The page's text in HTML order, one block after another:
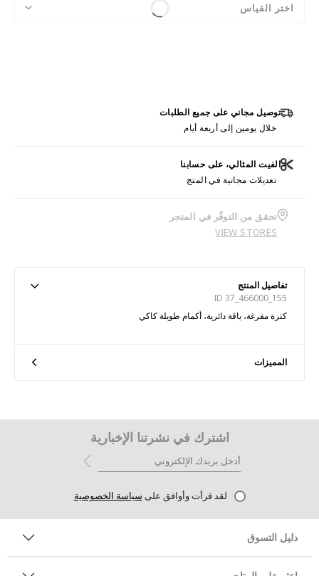
اختر القياس
توصيل مجاني على جميع الطلبات
خلال يومين إلى أربعة أيام
الفيت المثالي، على حسابنا
تعديلات مجانية في المتج
تحقق من التوفّر في المتجر
VIEW STORES
تفاصيل المنتج
ID 37_466000_155
كنزة مفرغة، ياقة دائرية، أكمام طويلة كاكي
المميزات
اشترك في نشرتنا الإخبارية
لقد قرأت وأوافق على سياسة الخصوصية
دليل التسوق